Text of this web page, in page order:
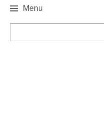
Menu